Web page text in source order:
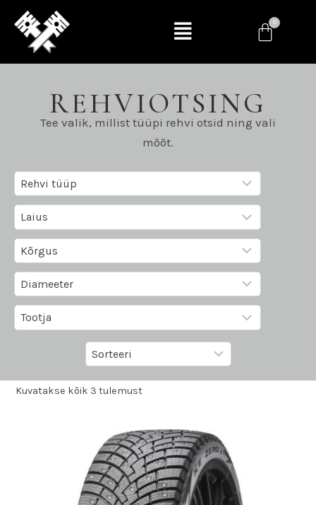
REHVIOTSING
Tee valik, millist tüüpi rehvi otsid ning vali
mõõt.
Kuvatakse kõik 3 tulemust